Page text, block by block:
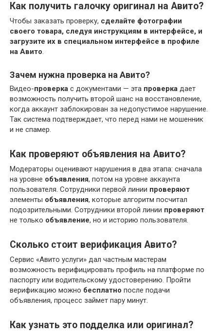
Как получить галочку оригинал на Авито?
Чтобы заказать проверку, сделайте фотографии
своего товара, следуя инструкциям в интерфейсе, и
загрузите их в специальном интерфейсе в профиле
на Авито.
Зачем нужна проверка на Авито?
Видео-проверка с документами — эта проверка дает
возможность получить второй шанс на восстановление,
когда аккаунт заблокирован за недопустимое нарушение.
Так система подтверждает, что перед нами не мошенник
и не спамер.
Как проверяют объявления на Авито?
Модераторы оценивают нарушения в два этапа: сначала
на уровне объявления, потом на уровне аккаунта
пользователя. Сотрудники первой линии проверяют
элементы объявления, которые алгоритм посчитал
подозрительными. Сотрудники второй линии проверяют
не только объявление, но и историю пользователя.
Сколько стоит верификация Авито?
Сервис «Авито услуги» дал частным мастерам
возможность верифицировать профиль на платформе по
паспорту или водительскому удостоверению. Пройти
верификацию можно бесплатно после подачи
объявления, процесс займет пару минут.
Как узнать это подделка или оригинал?